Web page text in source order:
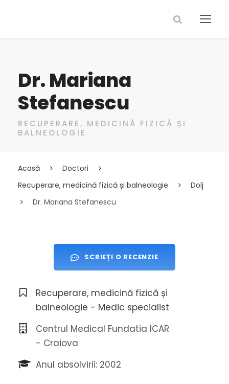
Dr. Mariana
Stefanescu
RECUPERARE, MEDICINĂ FIZICĂ ȘI
BALNEOLOGIE
Acasă
Doctori
Recuperare, medicină fizică și balneologie
Dolj
Dr. Mariana Stefanescu
SCRIEȚI O RECENZIE
Recuperare, medicină fizică și
balneologie - Medic specialist
Centrul Medical Fundatia ICAR
- Craiova
Anul absolvirii: 2002